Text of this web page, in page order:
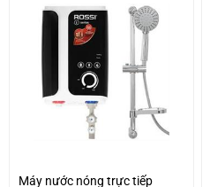
Máy nước nóng trực tiếp